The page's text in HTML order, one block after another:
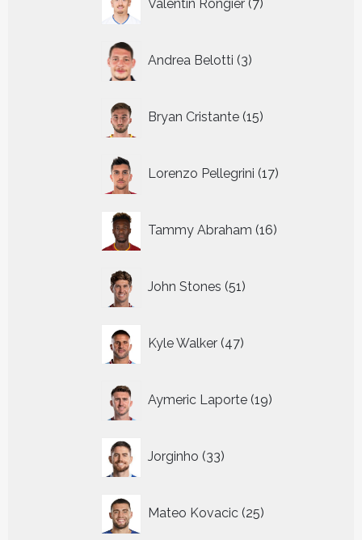
Valentin Rongier 7
producten
Andrea Belotti 3
producten
Bryan Cristante 15
producten
Lorenzo Pellegrini 17
producten
Tammy Abraham 16
producten
John Stones 51
producten
Kyle Walker 47
producten
Aymeric Laporte 19
producten
Jorginho 33
producten
Mateo Kovacic 25
producten